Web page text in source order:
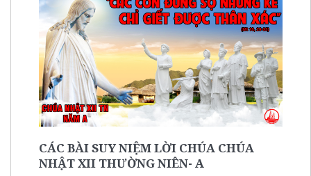
CÁC BÀI SUY NIỆM LỜI CHÚA CHÚA
NHẬT XII THƯỜNG NIÊN- A